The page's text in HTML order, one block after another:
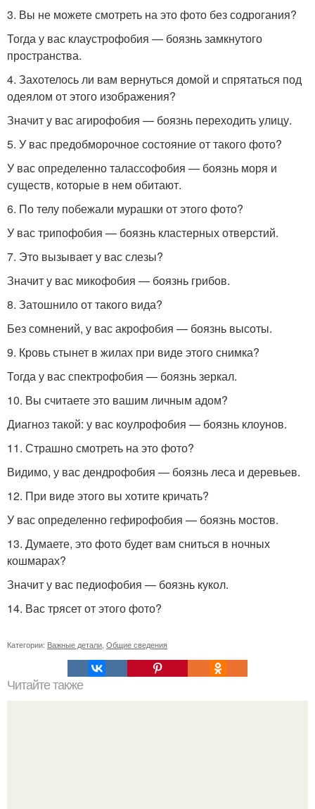
3. Вы не можете смотреть на это фото без содрогания?
Тогда у вас клаустрофобия — боязнь замкнутого
пространства.
4. Захотелось ли вам вернуться домой и спрятаться под
одеялом от этого изображения?
Значит у вас агирофобия — боязнь переходить улицу.
5. У вас предобморочное состояние от такого фото?
У вас определенно талассофобия — боязнь моря и
существ, которые в нем обитают.
6. По телу побежали мурашки от этого фото?
У вас трипофобия — боязнь кластерных отверстий.
7. Это вызывает у вас слезы?
Значит у вас микофобия — боязнь грибов.
8. Затошнило от такого вида?
Без сомнений, у вас акрофобия — боязнь высоты.
9. Кровь стынет в жилах при виде этого снимка?
Тогда у вас спектрофобия — боязнь зеркал.
10. Вы считаете это вашим личным адом?
Диагноз такой: у вас коулрофобия — боязнь клоунов.
11. Страшно смотреть на это фото?
Видимо, у вас дендрофобия — боязнь леса и деревьев.
12. При виде этого вы хотите кричать?
У вас определенно гефирофобия — боязнь мостов.
13. Думаете, это фото будет вам сниться в ночных
кошмарах?
Значит у вас педиофобия — боязнь кукол.
14. Вас трясет от этого фото?
Категории: Важные детали Общие сведения
Читайте также